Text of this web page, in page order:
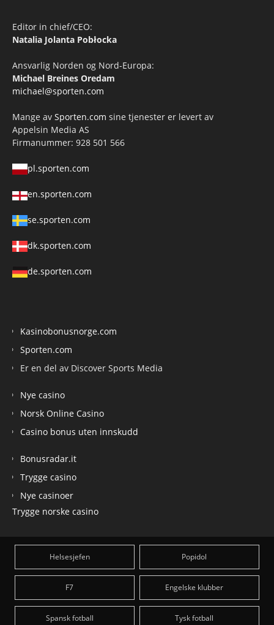
Editor in chief/CEO:
Natalia Jolanta Pobłocka
Ansvarlig Norden og Nord-Europa:
Michael Breines Oredam
michael@sporten.com
Mange av Sporten.com sine tjenester er levert av
Appelsin Media AS
Firmanummer: 928 501 566
pl.sporten.com
en.sporten.com
se.sporten.com
dk.sporten.com
de.sporten.com
Kasinobonusnorge.com
Sporten.com
Er en del av Discover Sports Media
Nye casino
Norsk Online Casino
Casino bonus uten innskudd
Bonusradar.it
Trygge casino
Nye casinoer
Trygge norske casino
Helsesjefen Popidol
F7 Engelske klubber
Spansk fotball Tysk fotball